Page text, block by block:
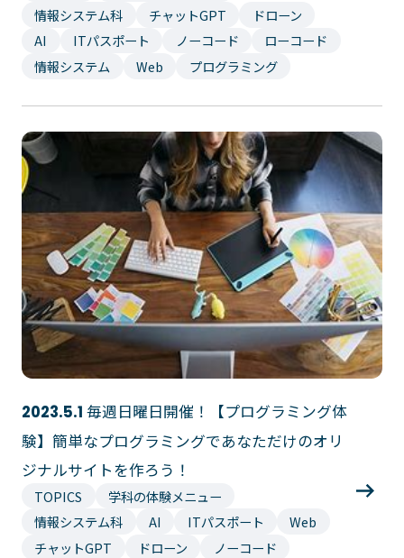
音響芸術科
映像メディア学科
ミュージック科
ゲームクリエーター科
アニメ・マンガ科
CGクリエーター科
スポーツビジネス科
こども科
インテリアデザイン科
情報システム科
電気電子学科
法律情報科
ビジネス情報科
公務員科
大学併修学科/教育専攻科/
研究科
東京エアトラベル・ホテル専門学校
英語キャリア科
エアラインサービス科
観光・ツーリズム科
大学併修学科/研究科
キャリア支援
卒業生の紹介
キャンパスライフ
イベント・行事
部活・クラブ紹介
情報システム科
チャットGPT
ドローン
AI
ITパスポート ノーコード
ローコード
情報システム
Web プログラミング
2023.5.1 毎週日曜日開催！【プログラミング体
験】簡単なプログラミングであなただけのオリ
ジナルサイトを作ろう！
TOPICS
学科の体験メニュー
情報システム科
AI ITパスポート
Web
チャットGPT
ドローン
ノーコード